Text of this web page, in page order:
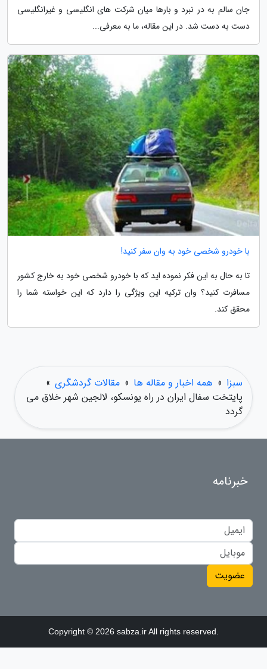
جان سالم به در نبرد و بارها میان شرکت های انگلیسی و غیرانگلیسی
دست به دست شد. در این مقاله، ما به معرفی...
با خودرو شخصی خود به وان سفر کنید!
تا به حال به این فکر نموده اید که با خودرو شخصی خود به خارج کشور
مسافرت کنید؟ وان ترکیه این ویژگی را دارد که این خواسته شما را
محقق کند.
سبزا » همه اخبار و مقاله ها » مقالات گردشگری »
پایتخت سفال ایران در راه یونسکو، لالجین شهر خلاق می
گردد
خبرنامه
عضویت
Copyright © 2026 sabza.ir All rights reserved.